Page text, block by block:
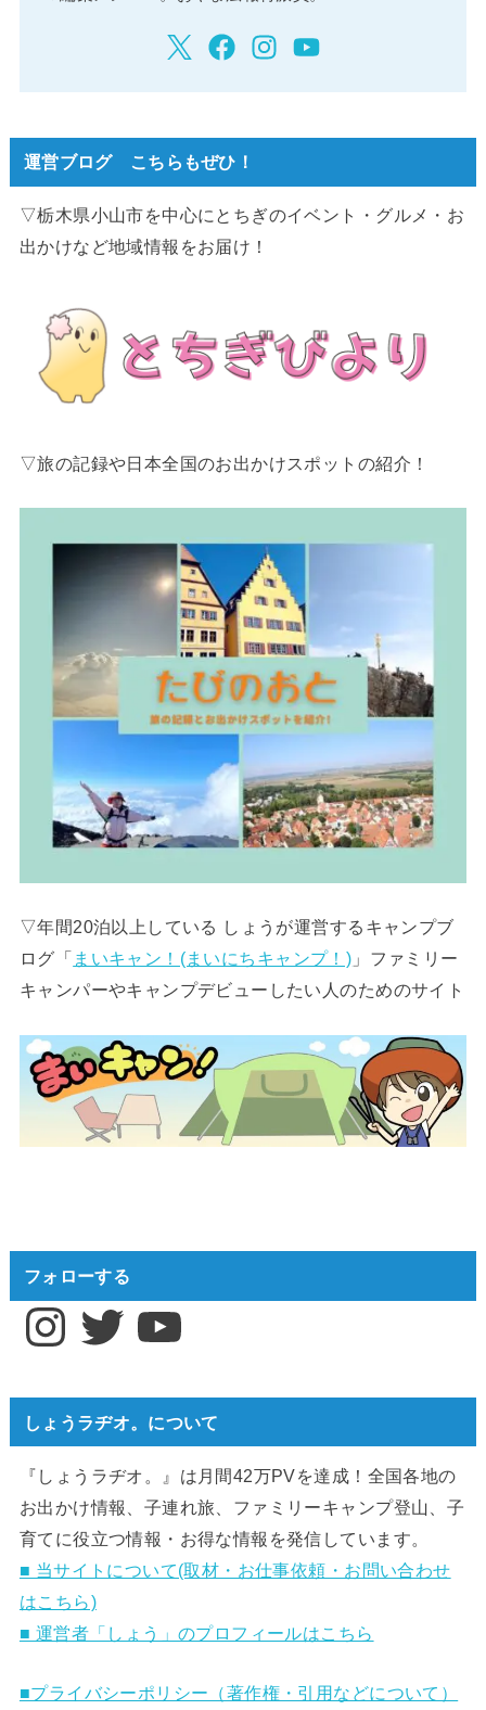
運営ブログ こちらもぜひ！
▽栃木県小山市を中心にとちぎのイベント・グルメ・お
出かけなど地域情報をお届け！
▽旅の記録や日本全国のお出かけスポットの紹介！
▽年間20泊以上している しょうが運営するキャンプブ
ログ「 まいキャン！(まいにちキャンプ！) 」ファミリー
キャンパーやキャンプデビューしたい人のためのサイト
フォローする
InstagramTwitter YouTube
しょうラヂオ。について
『しょうラヂオ。』は月間42万PVを達成！全国各地の
お出かけ情報、子連れ旅、ファミリーキャンプ登山、子
育てに役立つ情報・お得な情報を発信しています。
■ 当サイトについて(取材・お仕事依頼・お問い合わせ
はこちら)
■ 運営者「しょう」のプロフィールはこちら
■プライバシーポリシー（著作権・引用などについて）